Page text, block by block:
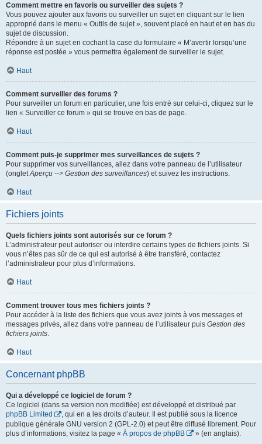
Comment mettre en favoris ou surveiller des sujets ?
Vous pouvez ajouter aux favoris ou surveiller un sujet en cliquant sur le lien
approprié dans le menu « Outils de sujet », souvent placé en haut et en bas du
sujet de discussion.
Répondre à un sujet en cochant la case du formulaire « M’avertir lorsqu’une
réponse est postée » vous permettra également de surveiller le sujet.
Haut
Comment surveiller des forums ?
Pour surveiller un forum en particulier, une fois entré sur celui-ci, cliquez sur le
lien « Surveiller ce forum » qui se trouve en bas de page.
Haut
Comment puis-je supprimer mes surveillances de sujets ?
Pour supprimer vos surveillances, allez dans votre panneau de l’utilisateur
(ongletAperçu --> Gestion des surveillances) et suivez les instructions.
Haut
Fichiers joints
Quels fichiers joints sont autorisés sur ce forum ?
L’administrateur peut autoriser ou interdire certains types de fichiers joints. Si
vous n’êtes pas sûr de ce qui est autorisé à être transféré, contactez
l’administrateur pour plus d’informations.
Haut
Comment trouver tous mes fichiers joints ?
Pour accéder à la liste des fichiers que vous avez joints à vos messages et
messages privés, allez dans votre panneau de l’utilisateur puis Gestion des
fichiers joints.
Haut
Concernant phpBB
Qui a développé ce logiciel de forum ?
Ce logiciel (dans sa version non modifiée) est développé et distribué par
phpBB Limited
, qui en a les droits d’auteur. Il est publié sous la licence
publique générale GNU version 2 (GPL-2.0) et peut être diffusé librement. Pour
plus d’informations, visitez la page « À propos de phpBB » (en anglais).